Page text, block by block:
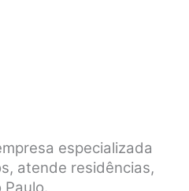
especializada
atende residências,